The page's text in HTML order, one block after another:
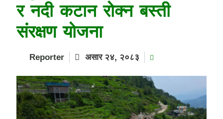
र नदी कटान रोक्न बस्ती
संरक्षण योजना
Reporter असार २४, २०८३